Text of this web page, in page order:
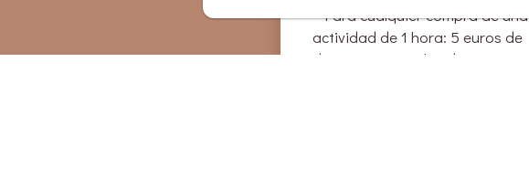
- Para cualquier compra de una
actividad de 1 hora: 5 euros de
descuento con el código "HOTE1"